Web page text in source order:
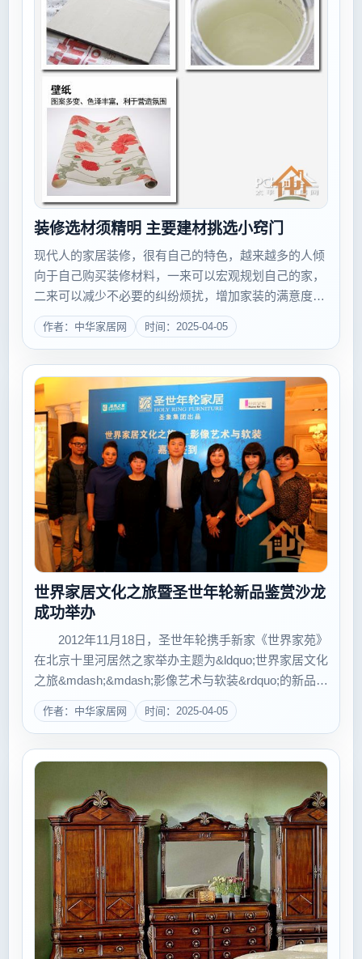
装修选材须精明 主要建材挑选小窍门
现代人的家居装修，很有自己的特色，越来越多的人倾
向于自己购买装修材料，一来可以宏观规划自己的家，
二来可以减少不必要的纠纷烦扰，增加家装的满意度。
但是对于装修行外人来说，我们对家居装修的建材了解
得并不多，这样也很容被卖家忽悠，所以，今天小编要
作者：中华家居网 时间：2025-04-05
世界家居文化之旅暨圣世年轮新品鉴赏沙龙
成功举办
2012年11月18日，圣世年轮携手新家《世界家苑》
在北京十里河居然之家举办主题为&ldquo;世界家居文化
之旅&mdash;&mdash;影像艺术与软装&rdquo;的新品鉴
赏沙龙。出席活动的有圣世年轮副总经理兼营销总监蒋
缨、十里河居然之家总经理韩光、圣世...
作者：中华家居网 时间：2025-04-05